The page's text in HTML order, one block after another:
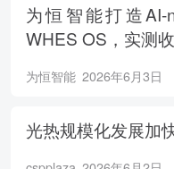
为恒智能打造
WHES OS，实测
为恒智能 2026年6月3日
光热规模化发展加